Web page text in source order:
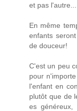
et pas l'autre...
En même
enfants
de douceur!
C'est un peu
pour
l'enfant en
plutôt que de
es